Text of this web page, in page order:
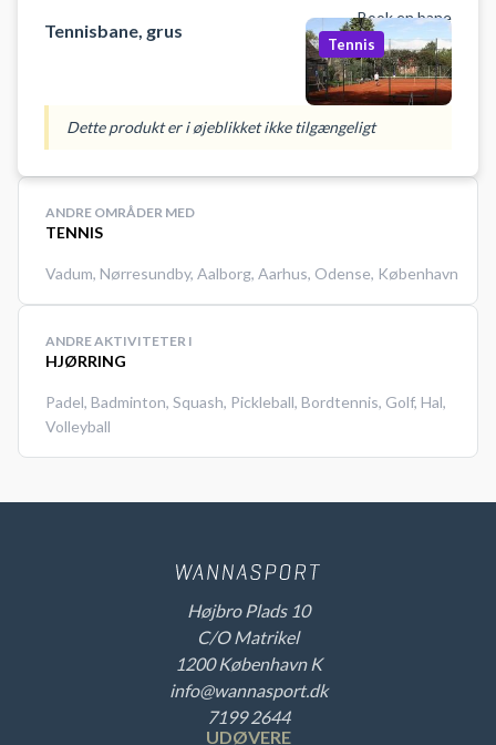
nærliggende idrætscenter
Book en bane
Tennisbane, grus
Tennis
Dette produkt er i øjeblikket ikke tilgængeligt
ANDRE OMRÅDER MED
TENNIS
Vadum, Nørresundby, Aalborg, Aarhus, Odense, København
ANDRE AKTIVITETER I
HJØRRING
Padel, Badminton, Squash, Pickleball, Bordtennis, Golf, Hal,
Volleyball
Højbro Plads 10
C/O Matrikel
1200 København K
info@wannasport.dk
7199 2644
UDØVERE